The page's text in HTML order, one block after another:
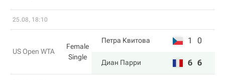
25.08, 18:10
US Open WTA
Female
Single
Петра Квитова 1 0
Диан Парри 6 6